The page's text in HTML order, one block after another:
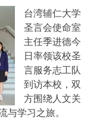
台湾辅仁大学
圣言会使命室
主任季进德今
日率领该校圣
言服务志工队
到访本校，双
方围绕人文关
与学习之旅。